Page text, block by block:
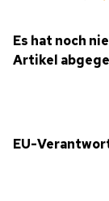
Es hat noch
Artikel
EU-